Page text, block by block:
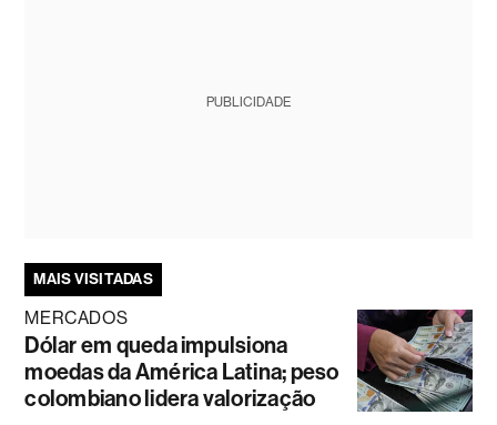
PUBLICIDADE
MAIS VISITADAS
MERCADOS
Dólar em queda impulsiona
moedas da América Latina; peso
colombiano lidera valorização